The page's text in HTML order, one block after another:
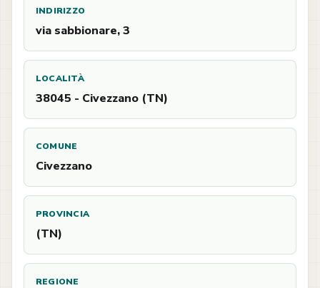
INDIRIZZO
via sabbionare, 3
LOCALITÀ
38045 - Civezzano (TN)
COMUNE
Civezzano
PROVINCIA
(TN)
REGIONE